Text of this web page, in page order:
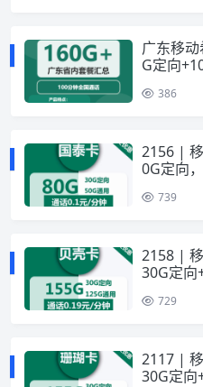
广东移
G定向
386
2156 |
0G定向
739
2158 |
30G定向
729
2117 |
30G定向